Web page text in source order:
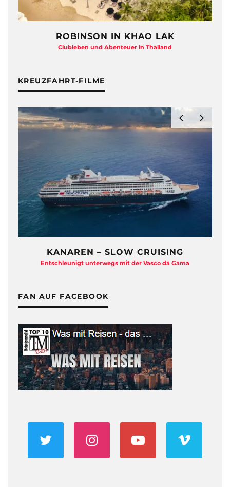
ROBINSON IN KHAO LAK
Clubleben und Abenteuer in Thailand
KREUZFAHRT-FILME
KANAREN – SLOW CRUISING
Entschleunigt unterwegs mit der Vasco da Gama
FAN AUF FACEBOOK